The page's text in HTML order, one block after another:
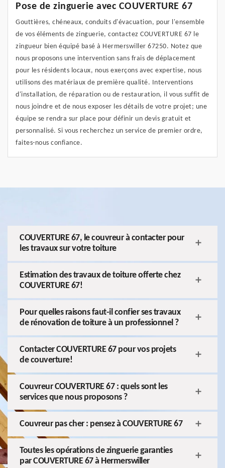
Pose de zinguerie avec COUVERTURE 67
Gouttières, chéneaux, conduits d'évacuation, pour l'ensemble
de vos éléments de zinguerie, contactez COUVERTURE 67 le
zingueur bien équipé basé à Hermerswiller 67250. Notez que
nous proposons une intervention sans frais de déplacement
pour les résidents locaux, nous exerçons avec expertise, nous
utilisons des matériaux de première qualité. Interventions
d'installation, de réparation ou de restauration, il vous suffit de
nous joindre et de nous exposer les détails de votre projet; une
équipe se rendra sur place pour définir un devis gratuit et
personnalisé. Si vous recherchez un service de premier ordre,
faites-nous confiance.
COUVERTURE 67, le couvreur à contacter pour
les travaux sur votre toiture
Estimation des travaux de toiture offerte chez
COUVERTURE 67!
Pour quelles raisons faut-il confier ses travaux
de rénovation de toiture à un professionnel ?
Contacter COUVERTURE 67 pour vos projets
de couverture!
Couvreur COUVERTURE 67 : quels sont les
services que nous proposons ?
Couvreur pas cher : pensez à COUVERTURE 67
Toutes les opérations de zinguerie garanties
par COUVERTURE 67 à Hermerswiller